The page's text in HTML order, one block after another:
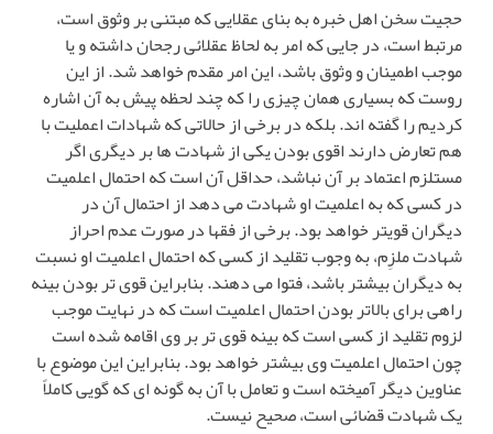
حجیت سخن اهل خبره به بنای عقلایی که مبتنی بر وثوق است،
مرتبط است، در جایی که امر به لحاظ عقلائی رجحان داشته و یا
موجب اطمینان و وثوق باشد، این امر مقدم خواهد شد. از این
روست که بسیاری همان چیزی را که چند لحظه پیش به آن اشاره
کردیم را گفته اند. بلکه در برخی از حالاتی که شهادات اعملیت با
هم تعارض دارند اقوی بودن یکی از شهادت ها بر دیگری اگر
مستلزم اعتماد بر آن نباشد، حداقل آن است که احتمال اعلمیت
در کسی که به اعلمیت او شهادت می دهد از احتمال آن در
دیگران قویتر خواهد بود. برخی از فقها در صورت عدم احراز
شهادت ملزِم، به وجوب تقلید از کسی که احتمال اعلمیت او نسبت
به دیگران بیشتر باشد، فتوا می دهند. بنابراین قوی تر بودن بینه
راهی برای بالاتر بودن احتمال اعلمیت است که در نهایت موجب
لزوم تقلید از کسی است که بینه قوی تر بر وی اقامه شده است
چون احتمال اعلمیت وی بیشتر خواهد بود. بنابراین این موضوع با
عناوین دیگر آمیخته است و تعامل با آن به گونه ای که گویی کاملاً
یک شهادت قضائی است، صحیح نیست.